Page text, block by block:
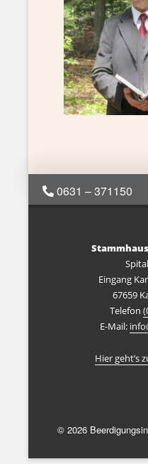
0631 – 371150
Eingang
67659
Telefon
E-Mail:
Hier geht’s
© 2026